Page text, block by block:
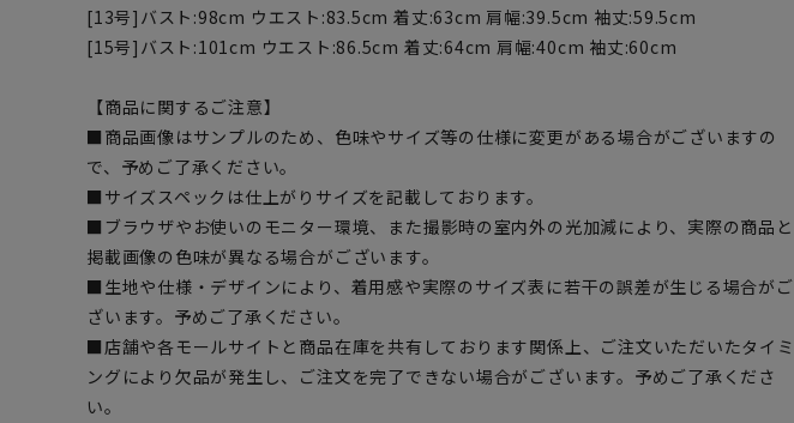
[13号]バスト:98cm ウエスト:83.5cm 着丈:63cm 肩幅:39.5cm 袖丈:59.5cm
[15号]バスト:101cm ウエスト:86.5cm 着丈:64cm 肩幅:40cm 袖丈:60cm
【商品に関するご注意】
■商品画像はサンプルのため、色味やサイズ等の仕様に変更がある場合がございますの
で、予めご了承ください。
■サイズスペックは仕上がりサイズを記載しております。
■ブラウザやお使いのモニター環境、また撮影時の室内外の光加減により、実際の商品と
掲載画像の色味が異なる場合がございます。
■生地や仕様・デザインにより、着用感や実際のサイズ表に若干の誤差が生じる場合がご
ざいます。予めご了承ください。
■店舗や各モールサイトと商品在庫を共有しております関係上、ご注文いただいたタイミ
ングにより欠品が発生し、ご注文を完了できない場合がございます。予めご了承くださ
い。